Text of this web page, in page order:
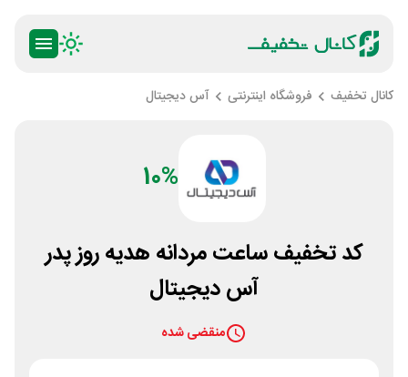
کانال تخفیف فروشگاه اینترنتی آس دیجیتال
10%
کد تخفیف ساعت مردانه هدیه روز پدر
آس دیجیتال
منقضی شده